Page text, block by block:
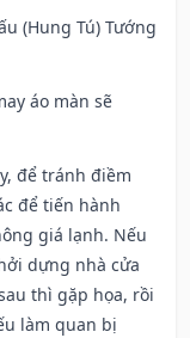
(Hung Tú) Tướng
áo màn sẽ
để tránh điềm
để tiến hành
giá lạnh. Nếu
dựng nhà cửa
thì gặp họa, rồi
làm quan bị